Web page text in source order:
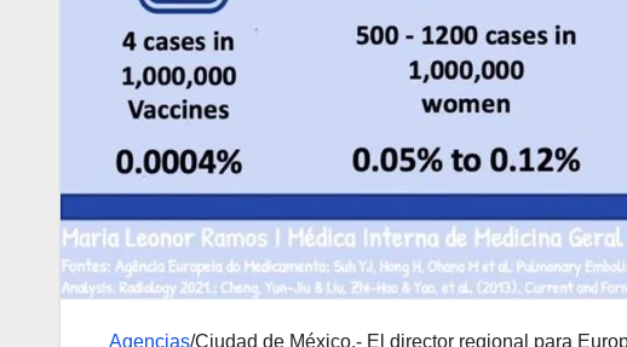
Agencias/Ciudad de México.- El director regional para